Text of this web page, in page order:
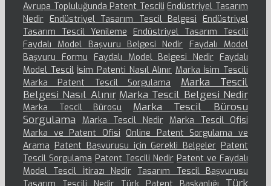
Avrupa Topluluğunda Patent Tescili Endüstriyel Tasarım
Nedir Endüstriyel Tasarım Tescil Belgesi
Endüstriyel
Tasarım Tescil Yenileme
Endüstriyel Tasarım Tescili
Faydalı Model Başvuru Belgesi Nedir
Faydalı Model
Başvuru Formu
Faydalı Model Belgesi Nedir Faydalı
Model Tescil İsim Patenti Nasıl Alınır Marka İsim Tescili
Marka Patent Tescil Sorgulama
Marka Tescil
Belgesi Nasıl Alınır Marka Tescil Belgesi Nedir
Marka Tescil Bürosu
Marka Tescil Bürosu
Sorgulama
Marka Tescil Nedir Marka Tescil Ofisi
Marka ve Patent Ofisi Online Patent Sorgulama ve
Arama Patent Başvurusu için Gerekli Belgeler Patent
Tescil Sorgulama Patent Tescili Nedir Patent ve Faydalı
Model Tescil İtirazı Nedir Tasarım Tescil Başvurusu